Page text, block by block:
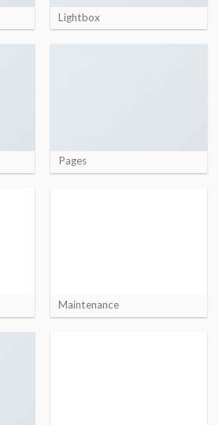
Lightbox
Pages
Maintenance